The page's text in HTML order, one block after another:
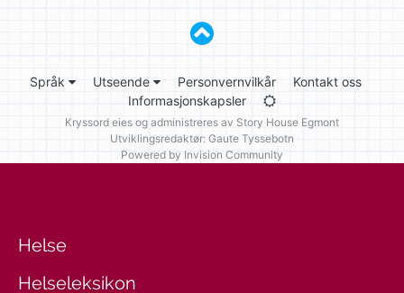
Språk Utseende Personvernvilkår
Kontakt oss
Informasjonskapsler
Kryssord eies og administreres av Story House Egmont
Utviklingsredaktør: Gaute Tyssebotn
Powered by Invision Community
Helse
Helseleksikon